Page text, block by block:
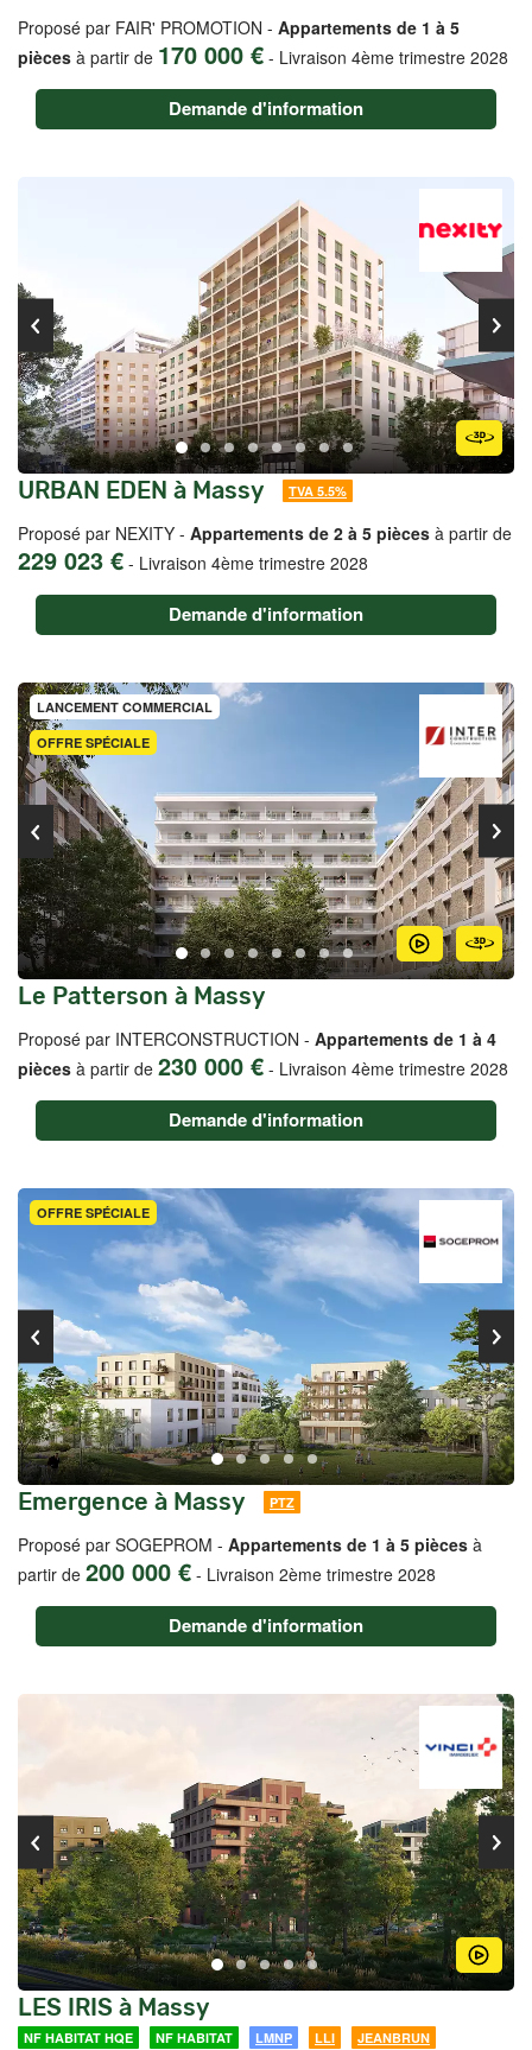
Proposé par FAIR' PROMOTION - Appartements de 1 à 5
pièces à partir de 170 000 € - Livraison 4ème trimestre 2028
Demande d'information
URBAN EDEN à Massy TVA 5.5%
Proposé par NEXITY - Appartements de 2 à 5 pièces à partir de
229 023 € - Livraison 4ème trimestre 2028
Demande d'information
OFFRE SPÉCIALE
LANCEMENT COMMERCIAL
Le Patterson à Massy
Proposé par INTERCONSTRUCTION - Appartements de 1 à 4
pièces à partir de 230 000 € - Livraison 4ème trimestre 2028
Demande d'information
OFFRE SPÉCIALE
Emergence à Massy PTZ
Proposé par SOGEPROM - Appartements de 1 à 5 pièces à
partir de 200 000 € - Livraison 2ème trimestre 2028
Demande d'information
LES IRIS à Massy
NF HABITAT HQE NF HABITAT LMNP LLI JEANBRUN